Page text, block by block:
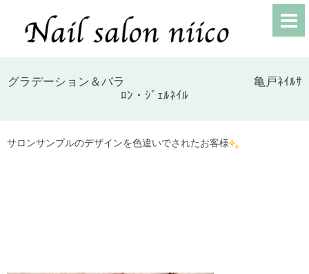
グラデーション＆バラ 亀戸ﾈｲﾙｻ
ﾛﾝ・ｼﾞｪﾙﾈｲﾙ
サロンサンプルのデザインを色違いでされたお客様